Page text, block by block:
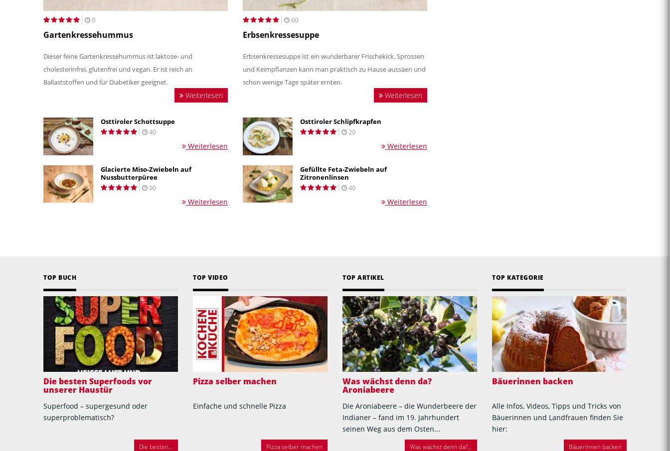
0
Gartenkressehummus
Dieser feine Gartenkressehummus ist laktose- und
cholesterinfrei, glutenfrei und vegan. Er ist reich an
Ballaststoffen und für Diabetiker geeignet.
Weiterlesen
60
Erbsenkressesuppe
Erbsenkressesuppe ist ein wunderbarer Frischekick. Sprossen
und Keimpflanzen kann man praktisch zu Hause aussäen und
schon wenige Tage später ernten.
Weiterlesen
Osttiroler Schottsuppe
40
Weiterlesen
Osttiroler Schlipfkrapfen
20
Weiterlesen
Glacierte Miso-Zwiebeln auf
Nussbutterpüree
90
Weiterlesen
Gefüllte Feta-Zwiebeln auf
Zitronenlinsen
40
Weiterlesen
TOP BUCH
Die besten Superfoods vor
unserer Haustür
Superfood – supergesund oder
superproblematisch?
Die besten...
TOP VIDEO
Pizza selber machen
Einfache und schnelle Pizza
Pizza selber machen
TOP ARTIKEL
Was wächst denn da?
Aroniabeere
Die Aroniabeere – die Wunderbeere der
Indianer – fand im 19. Jahrhundert
seinen Weg aus dem Osten...
Was wächst denn da?...
TOP KATEGORIE
Bäuerinnen backen
Alle Infos, Videos, Tipps und Tricks von
Bäuerinnen und Landfrauen finden Sie
hier:
Bäuerinnen backen